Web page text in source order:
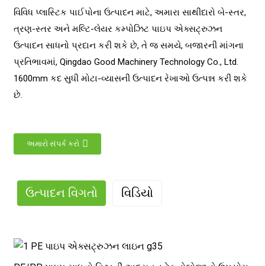
વિવિધ પ્લાસ્ટિક પાઈપોના ઉત્પાદન માટે, અમારા સાથીદારો બે-સ્તર,
ત્રણ-સ્તર અને મલ્ટિ-લેયર કમ્પોઝિટ પાઇપ એક્સટ્રુઝન
ઉત્પાદન સાધનો પ્રદાન કરી શકે છે, તે જ સમયે, બજારની માંગના
પ્રતિભાવમાં, Qingdao Good Machinery Technology Co., Ltd.
1600mm કદ સુધી મોટા-વ્યાસની ઉત્પાદન રેખાઓ ઉત્પન્ન કરી શકે
છે.
અમારો સંપર્ક કરો
ઉત્પાદન વિગતો વિડિયો